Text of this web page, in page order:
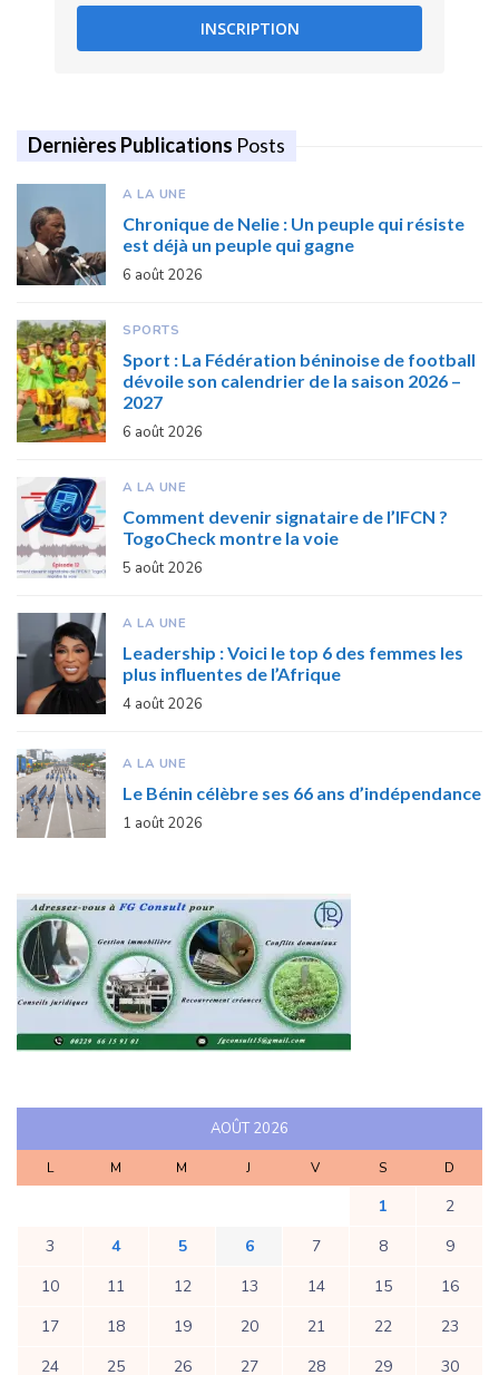
INSCRIPTION
Dernières Publications Posts
A LA UNE
Chronique de Nelie : Un peuple qui résiste
est déjà un peuple qui gagne
6 août 2026
SPORTS
Sport : La Fédération béninoise de football
dévoile son calendrier de la saison 2026 –
2027
6 août 2026
A LA UNE
Comment devenir signataire de l’IFCN ?
TogoCheck montre la voie
5 août 2026
A LA UNE
Leadership : Voici le top 6 des femmes les
plus influentes de l’Afrique
4 août 2026
A LA UNE
Le Bénin célèbre ses 66 ans d’indépendance
1 août 2026
AOÛT 2026
L M M J V S D
1
2
3
4 5 6 7 8
9
10
11 12 13 14 15
16
17
18 19 20 21 22
23
24
25 26 27 28 29
30